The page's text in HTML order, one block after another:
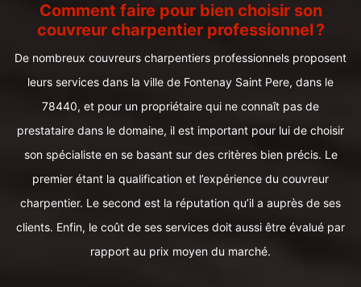
Comment faire pour bien choisir son
couvreur charpentier professionnel ?
De nombreux couvreurs charpentiers professionnels proposent
leurs services dans la ville de Fontenay Saint Pere, dans le
78440, et pour un propriétaire qui ne connaît pas de
prestataire dans le domaine, il est important pour lui de choisir
son spécialiste en se basant sur des critères bien précis. Le
premier étant la qualification et l’expérience du couvreur
charpentier. Le second est la réputation qu’il a auprès de ses
clients. Enfin, le coût de ses services doit aussi être évalué par
rapport au prix moyen du marché.